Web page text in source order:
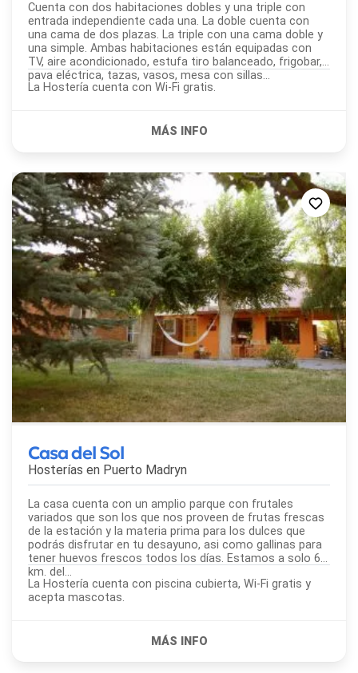
Cuenta con dos habitaciones dobles y una triple con
entrada independiente cada una. La doble cuenta con
una cama de dos plazas. La triple con una cama doble y
una simple. Ambas habitaciones están equipadas con
TV, aire acondicionado, estufa tiro balanceado, frigobar,
pava eléctrica, tazas, vasos, mesa con sillas...
La Hostería cuenta con Wi-Fi gratis.
Casa del Sol
Hosterías en Puerto Madryn
La casa cuenta con un amplio parque con frutales
variados que son los que nos proveen de frutas frescas
de la estación y la materia prima para los dulces que
podrás disfrutar en tu desayuno, asi como gallinas para
tener huevos frescos todos los días. Estamos a solo 6
km. del...
La Hostería cuenta con piscina cubierta, Wi-Fi gratis y
acepta mascotas.